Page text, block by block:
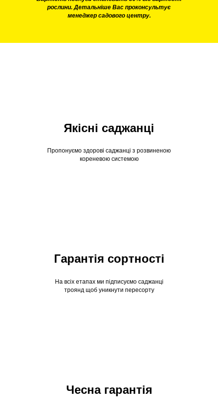
рослини. Детальніше Вас проконсультує
менеджер садового центру.
Пропонуємо здорові саджанці з розвиненою
кореневою системою
На всіх етапах ми підписуємо саджанці
троянд щоб уникнути пересорту
Якісні саджанці
Гарантія сортності
Чесна гарантія